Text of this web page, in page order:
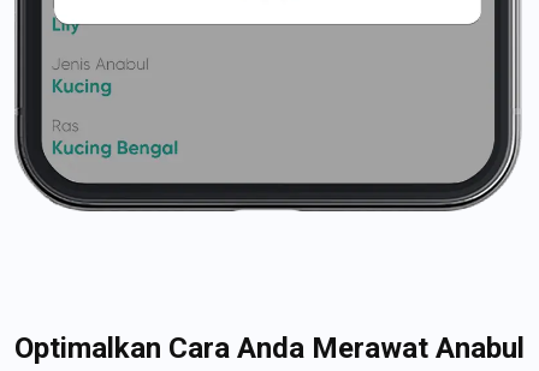
Optimalkan Cara Anda Merawat Anabul